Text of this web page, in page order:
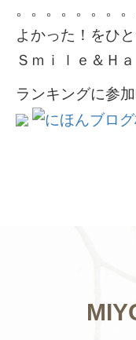
。。。。。。。
よかった！をひ
Ｓｍｉｌｅ＆Ｈ
ランキングに参